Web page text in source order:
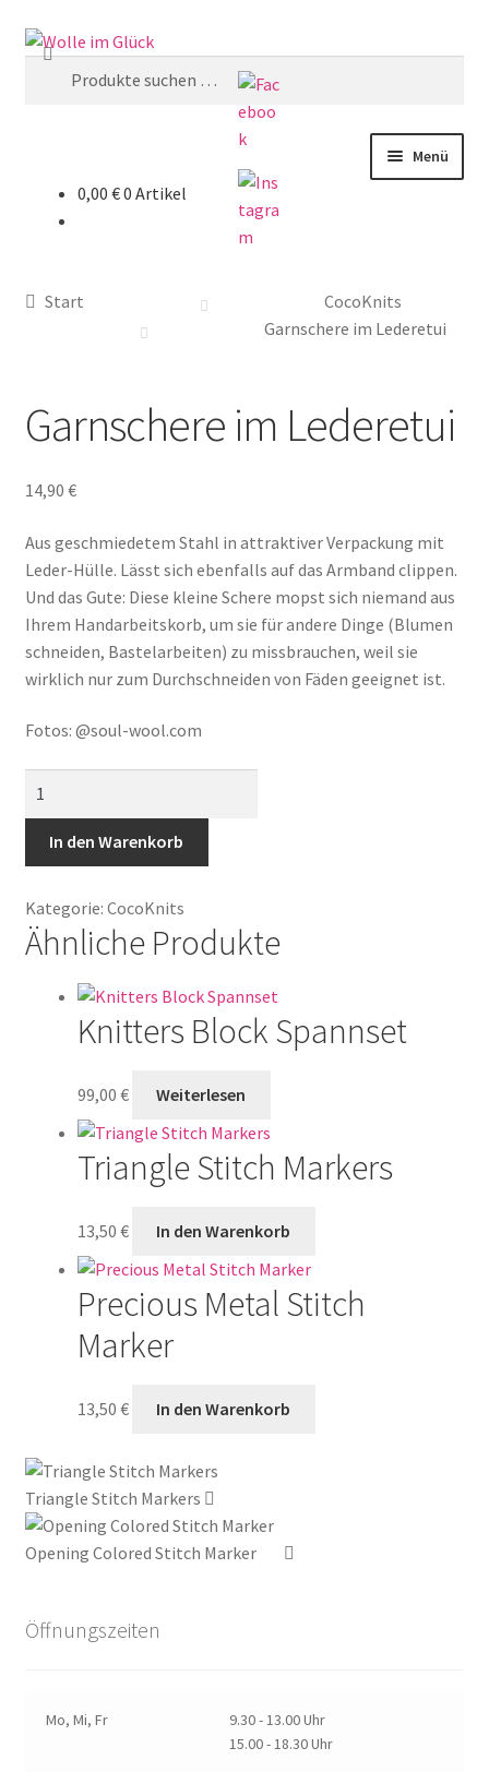
Zur
Navigation
Zum
Inhalt
Suchen
Suchen
Menü
Stricken lassen
Kurse & Events
Aktuelles
0,00 €0 Artikel
Start
CocoKnits
Garnschere im Lederetui
Garnschere im Lederetui
14,90 €
Aus geschmiedetem Stahl in attraktiver Verpackung mit
Leder-Hülle. Lässt sich ebenfalls auf das Armband clippen.
Und das Gute: Diese kleine Schere mopst sich niemand aus
Ihrem Handarbeitskorb, um sie für andere Dinge (Blumen
schneiden, Bastelarbeiten) zu missbrauchen, weil sie
wirklich nur zum Durchschneiden von Fäden geeignet ist.
Fotos: @soul-wool.com
Lederetui
Menge
In den Warenkorb
Kategorie: CocoKnits
Ähnliche Produkte
Knitters Block Spannset
99,00 € Weiterlesen
Triangle Stitch Markers
13,50 € In den Warenkorb
Precious Metal Stitch
Marker
13,50 € In den Warenkorb
Triangle Stitch Markers
Opening Colored Stitch Marker
Öffnungszeiten
Mo, Mi, Fr
9.30 - 13.00 Uhr
15.00 - 18.30 Uhr